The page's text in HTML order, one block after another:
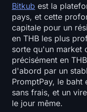
Bitkub est la
pays, et cette
capitale pour un
en THB les plus
sorte qu'un market
précisément en
d'abord par un
PromptPay, le baht
sans frais, et un
le jour même.